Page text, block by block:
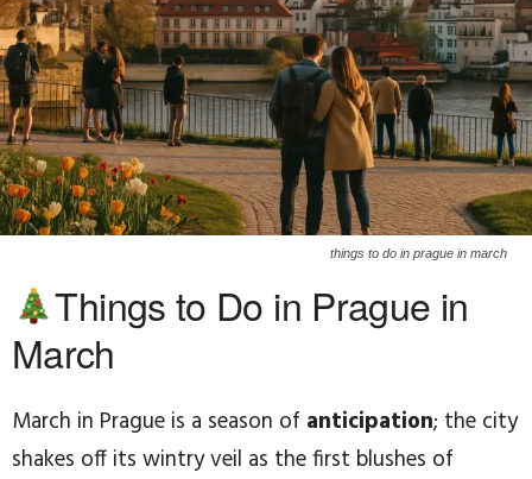
things to do in prague in march
Things to Do in Prague in
March
March in Prague is a season of anticipation; the city
shakes off its wintry veil as the first blushes of